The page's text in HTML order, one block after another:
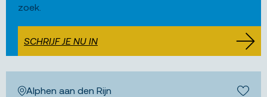
zoek.
SCHRIJF JE NU IN
Alphen aan den Rijn